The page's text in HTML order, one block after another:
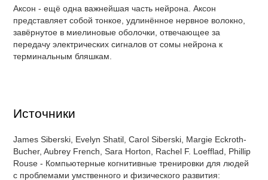
Аксон - ещё одна важнейшая часть нейрона. Аксон
представляет собой тонкое, удлинённое нервное волокно,
завёрнутое в миелиновые оболочки, отвечающее за
передачу электрических сигналов от сомы нейрона к
терминальным бляшкам.
Источники
James Siberski, Evelyn Shatil, Carol Siberski, Margie Eckroth-
Bucher, Aubrey French, Sara Horton, Rachel F. Loefflad, Phillip
Rouse - Компьютерные когнитивные тренировки для людей
с проблемами умственного и физического развития: